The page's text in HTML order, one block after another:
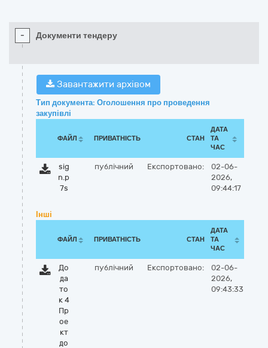
- Документи тендеру
Завантажити архівом
Тип документа: Оголошення про проведення
закупівлі
ФАЙЛ ПРИВАТНІСТЬ СТАН
ДАТА
ТА
ЧАС
sig
n.p
7s
публічний Експортовано:
02-06-
2026,
09:44:17
Інші
ФАЙЛ ПРИВАТНІСТЬ СТАН
ДАТА
ТА
ЧАС
До
да
то
к 4
Пр
ое
кт
до
публічний Експортовано:
02-06-
2026,
09:43:33